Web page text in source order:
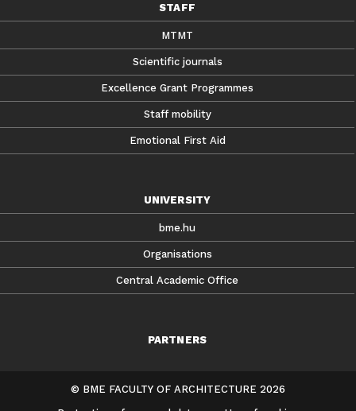
STAFF
MTMT
Scientific journals
Excellence Grant Programmes
Staff mobility
Emotional First Aid
UNIVERSITY
bme.hu
Organisations
Central Academic Office
PARTNERS
© BME FACULTY OF ARCHITECTURE 2026